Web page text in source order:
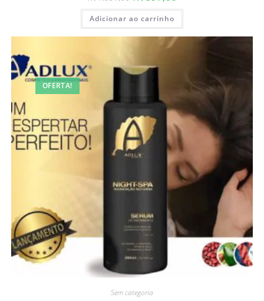
Adicionar ao carrinho
OFERTA!
Sem categoria